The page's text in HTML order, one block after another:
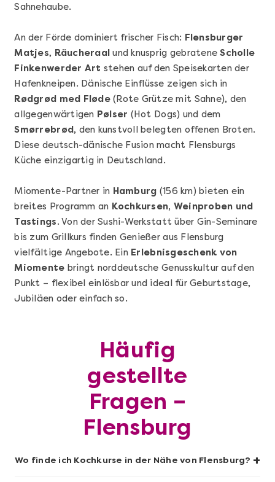
Mehr anzeigen
Sushi Basic Kurs Bonn
Geschenkbox 100€
Sahnehaube.
An der Förde dominiert frischer Fisch: Flensburger
Matjes, Räucheraal und knusprig gebrateneScholle
Finkenwerder Art stehen auf den Speisekarten der
Hafenkneipen. Dänische Einflüsse zeigen sich in
Rødgrød med Fløde(Rote Grütze mit Sahne), den
allgegenwärtigen Pølser (Hot Dogs) und dem
Smørrebrød, den kunstvoll belegten offenen Broten.
Diese deutsch-dänische Fusion macht Flensburgs
Küche einzigartig in Deutschland.
Miomente-Partner in Hamburg (156 km) bieten ein
breites Programm an Kochkursen, Weinproben und
Tastings. Von der Sushi-Werkstatt über Gin-Seminare
bis zum Grillkurs finden Genießer aus Flensburg
vielfältige Angebote. Ein Erlebnisgeschenk von
Miomente bringt norddeutsche Genusskultur auf den
Punkt – flexibel einlösbar und ideal für Geburtstage,
Jubiläen oder einfach so.
Häufig
gestellte
Fragen –
Flensburg
Wo finde ich Kochkurse in der Nähe von Flensburg? +